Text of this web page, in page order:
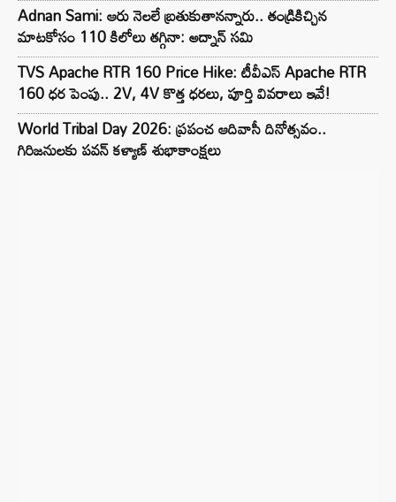
Adnan Sami: ఆరు నెలలే బ్రతుకుతానన్నారు.. తండ్రికిచ్చిన
మాటకోసం 110 కిలోలు తగ్గినా: అద్నాన్ సమి
TVS Apache RTR 160 Price Hike: టీవీఎస్ Apache RTR
160 ధర పెంపు.. 2V, 4V కొత్త ధరలు, పూర్తి వివరాలు ఇవే!
World Tribal Day 2026: ప్రపంచ ఆదివాసీ దినోత్సవం..
గిరిజనులకు పవన్ కళ్యాణ్ శుభాకాంక్షలు